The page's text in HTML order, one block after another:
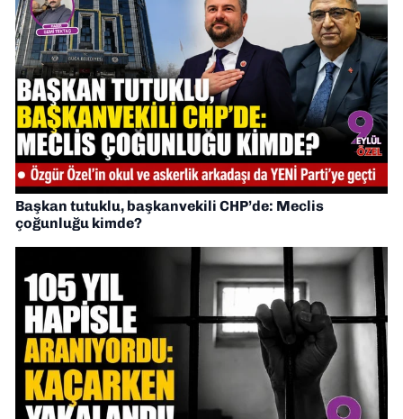
Başkan tutuklu, başkanvekili CHP’de: Meclis
çoğunluğu kimde?